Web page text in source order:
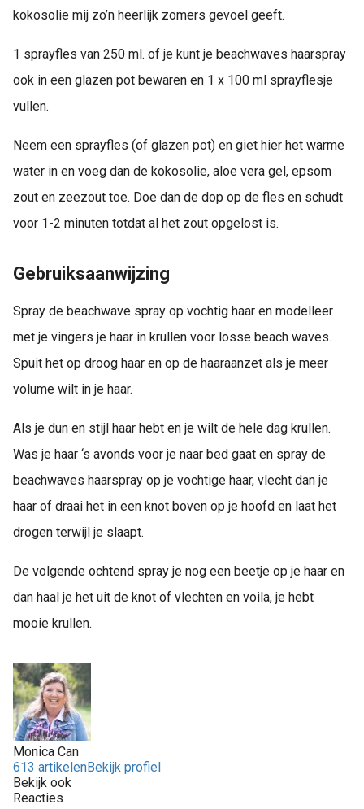
kokosolie mij zo’n heerlijk zomers gevoel geeft.
1 sprayfles van 250 ml. of je kunt je beachwaves haarspray
ook in een glazen pot bewaren en 1 x 100 ml sprayflesje
vullen.
Neem een sprayfles (of glazen pot) en giet hier het warme
water in en voeg dan de kokosolie, aloe vera gel, epsom
zout en zeezout toe. Doe dan de dop op de fles en schudt
voor 1-2 minuten totdat al het zout opgelost is.
Gebruiksaanwijzing
Spray de beachwave spray op vochtig haar en modelleer
met je vingers je haar in krullen voor losse beach waves.
Spuit het op droog haar en op de haaraanzet als je meer
volume wilt in je haar.
Als je dun en stijl haar hebt en je wilt de hele dag krullen.
Was je haar ‘s avonds voor je naar bed gaat en spray de
beachwaves haarspray op je vochtige haar, vlecht dan je
haar of draai het in een knot boven op je hoofd en laat het
drogen terwijl je slaapt.
De volgende ochtend spray je nog een beetje op je haar en
dan haal je het uit de knot of vlechten en voila, je hebt
mooie krullen.
Monica Can
613 artikelenBekijk profiel
Bekijk ook
Reacties